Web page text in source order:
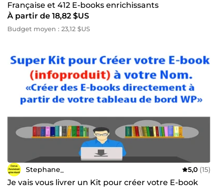
Française et 412 E-books enrichissants
À partir de 18,82 $US
Budget moyen : 23,12 $US
Stephane_ 5,0 (15)
Je vais vous livrer un Kit pour créer votre E-book